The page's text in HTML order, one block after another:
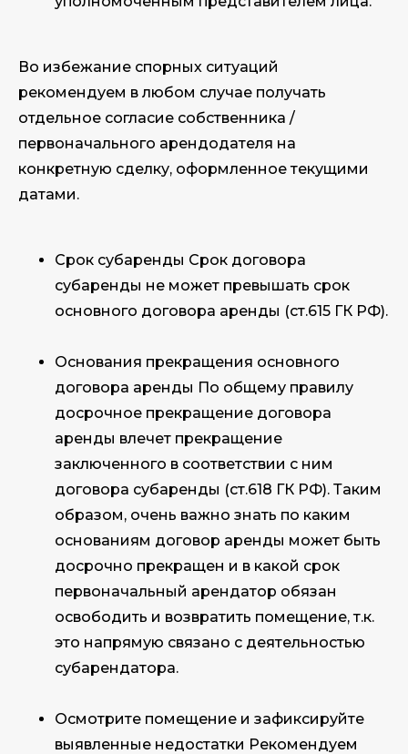
Во избежание спорных ситуаций
рекомендуем в любом случае получать
отдельное согласие собственника /
первоначального арендодателя на
конкретную сделку, оформленное текущими
датами.
Срок субаренды Срок договора
субаренды не может превышать срок
основного договора аренды (ст.615 ГК РФ).
Основания прекращения основного
договора аренды По общему правилу
досрочное прекращение договора
аренды влечет прекращение
заключенного в соответствии с ним
договора субаренды (ст.618 ГК РФ). Таким
образом, очень важно знать по каким
основаниям договор аренды может быть
досрочно прекращен и в какой срок
первоначальный арендатор обязан
освободить и возвратить помещение, т.к.
это напрямую связано с деятельностью
субарендатора.
Осмотрите помещение и зафиксируйте
выявленные недостатки Рекомендуем